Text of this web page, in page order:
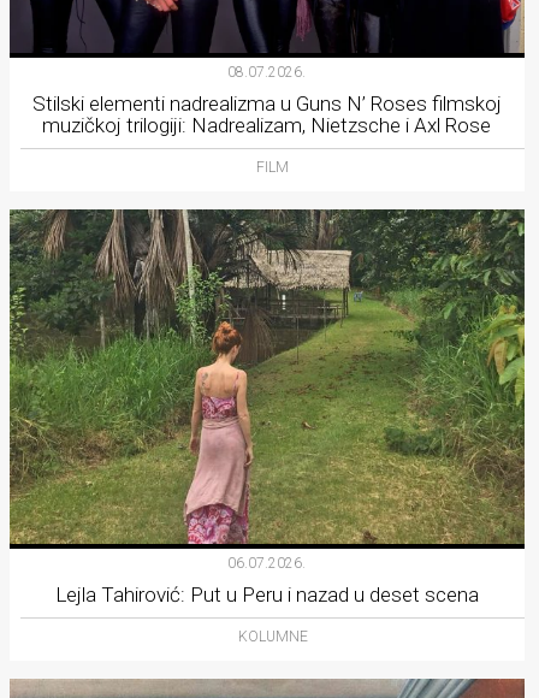
08.07.2026.
Stilski elementi nadrealizma u Guns N’ Roses filmskoj
muzičkoj trilogiji: Nadrealizam, Nietzsche i Axl Rose
FILM
06.07.2026.
Lejla Tahirović: Put u Peru i nazad u deset scena
KOLUMNE